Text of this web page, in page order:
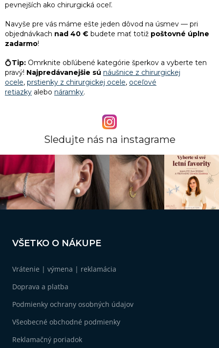
Darček pre asistentku 5
Originálny darček pre priateľku 5
Darček pre priateľku 5
pevnejších ako chirurgická oceľ.
Navyše pre vás máme ešte jeden dôvod na úsmev — pri
objednávkach nad 40 € budete mať totiž poštovné úplne
zadarmo!
💍Tip: Omrknite obľúbené kategórie šperkov a vyberte ten
pravý! Najpredávanejšie sú náušnice z chirurgickej
ocele, prstienky z chirurgickej ocele, oceľové
retiazky alebo náramky.
Sledujte nás na instagrame
VŠETKO O NÁKUPE
Vrátenie | výmena | reklamácia
Doprava a platba
Podmienky ochrany osobných údajov
Všeobecné obchodné podmienky
Reklamačný poriadok